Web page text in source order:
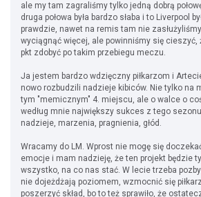
ale my tam zagraliśmy tylko jedną dobrą
druga połowa była bardzo słaba i to Liverpool
prawdzie, nawet na remis tam nie
wyciągnąć więcej, ale powinniśmy się cieszyć,
pkt zdobyć po takim przebiegu meczu.
Ja jestem bardzo wdzięczny piłkarzom i
nowo rozbudzili nadzieje kibiców. Nie tylko na
tym "memicznym" 4. miejscu, ale o walce o
według mnie największy sukces z tego
nadzieje, marzenia, pragnienia, głód.
Wracamy do LM. Wprost nie mogę się
emocje i mam nadzieję, że ten projekt będzie
wszystko, na co nas stać. W lecie trzeba
nie dojeżdżają poziomem, wzmocnić się
poszerzyć skład, bo to też sprawiło, że